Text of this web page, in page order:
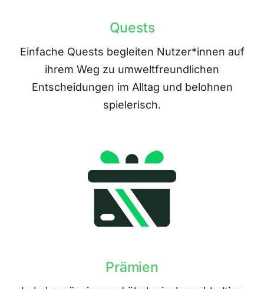
Quests
Einfache Quests begleiten Nutzer*innen auf
ihrem Weg zu umweltfreundlichen
Entscheidungen im Alltag und belohnen
spielerisch.
Prämien